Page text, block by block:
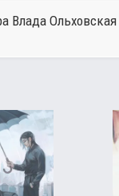
Влада Ольховская